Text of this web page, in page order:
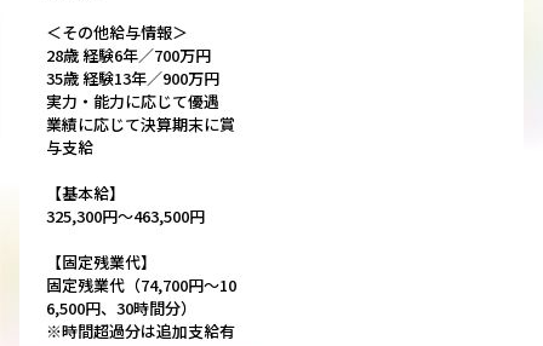
＜その他給与情報＞
28歳 経験6年／700万円
35歳 経験13年／900万円
実力・能力に応じて優遇
業績に応じて決算期末に賞
与支給
【基本給】
325,300円～463,500円
【固定残業代】
固定残業代（74,700円～10
6,500円、30時間分）
※時間超過分は追加支給有